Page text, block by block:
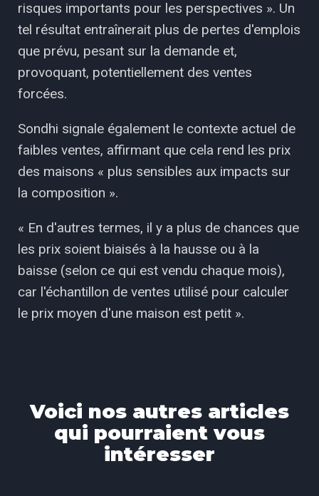
risques importants pour les perspectives ». Un
tel résultat entraînerait plus de pertes d'emplois
que prévu, pesant sur la demande et,
provoquant, potentiellement des ventes
forcées.
Sondhi signale également le contexte actuel de
faibles ventes, affirmant que cela rend les prix
des maisons « plus sensibles aux impacts sur
la composition ».
« En d'autres termes, il y a plus de chances que
les prix soient biaisés à la hausse ou à la
baisse (selon ce qui est vendu chaque mois),
car l'échantillon de ventes utilisé pour calculer
le prix moyen d'une maison est petit ».
Voici nos autres articles
qui pourraient vous
intéresser